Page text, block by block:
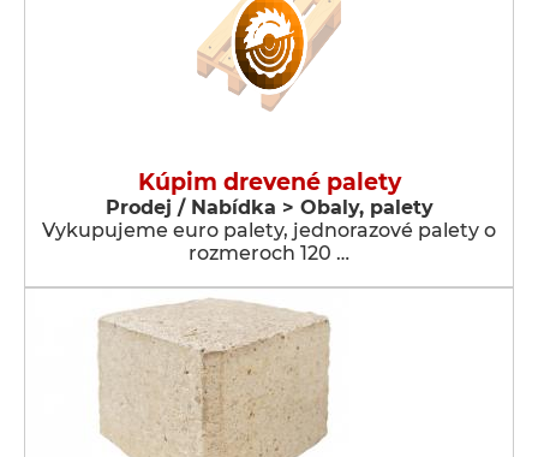
Kúpim drevené palety
Prodej / Nabídka > Obaly, palety
Vykupujeme euro palety, jednorazové palety o
rozmeroch 120 …